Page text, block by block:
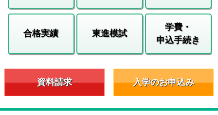
合格実績 東進模試
学費・
申込手続き
資料請求 入学のお申込み